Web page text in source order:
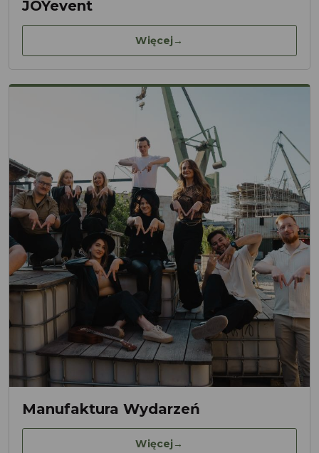
JOYevent
Więcej→
Manufaktura Wydarzeń
Więcej→